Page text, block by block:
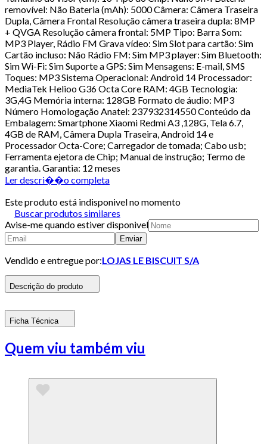
removível: Não Bateria (mAh): 5000 Câmera: Câmera Traseira
Dupla, Câmera Frontal Resolução câmera traseira dupla: 8MP
+ QVGA Resolução câmera frontal: 5MP Tipo: Barra Som:
MP3 Player, Rádio FM Grava vídeo: Sim Slot para cartão: Sim
Cartão incluso: Não Rádio FM: Sim MP3 player: Sim Bluetooth:
Sim Wi-Fi: Sim Suporte a GPS: Sim Mensagens: E-mail, SMS
Toques: MP3 Sistema Operacional: Android 14 Processador:
MediaTek Helioo G36 Octa Core RAM: 4GB Tecnologia:
3G,4G Memória interna: 128GB Formato de áudio: MP3
Número Homologação Anatel: 237932314550 Conteúdo da
Embalagem: Smartphone Xiaomi Redmi A3 ,128G, Tela 6.7,
4GB de RAM, Câmera Dupla Traseira, Android 14 e
Processador Octa-Core; Carregador de tomada; Cabo usb;
Ferramenta ejetora de Chip; Manual de instrução; Termo de
garantia. Garantia: 12 meses
Ler descri��o completa
Este produto está indisponivel no momento
Buscar produtos similares
Avise-me quando estiver disponivel
Enviar
Vendido e entregue por:LOJAS LE BISCUIT S/A
Descrição do produto
Ficha Técnica
Quem viu também viu